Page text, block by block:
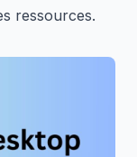
ressources.